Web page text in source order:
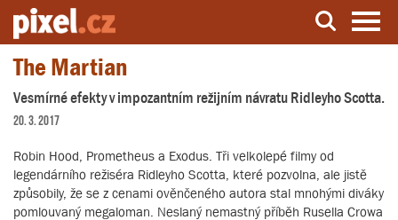
Server o natáčení a zpracování videa
The Martian
Vesmírné efekty v impozantním režijním návratu Ridleyho Scotta.
20. 3. 2017
Robin Hood, Prometheus a Exodus. Tři velkolepé filmy od
legendárního režiséra Ridleyho Scotta, které pozvolna, ale jistě
způsobily, že se z cenami ověnčeného autora stal mnohými diváky
pomlouvaný megaloman. Neslaný nemastný příběh Rusella Crowa